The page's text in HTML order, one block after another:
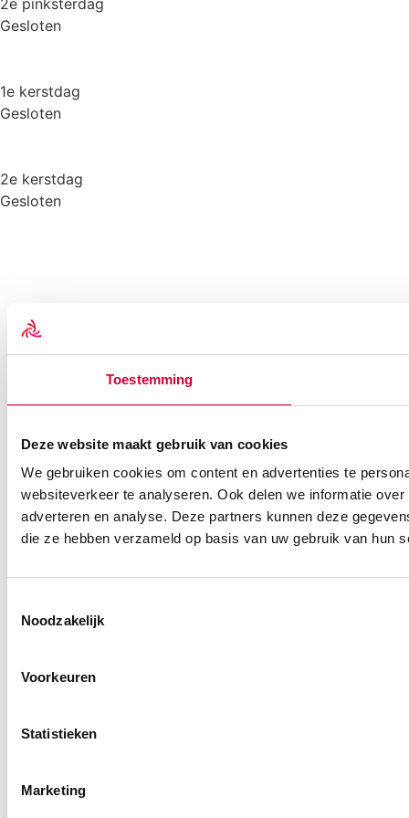
Toestemming
Deze website maakt gebruik van cookies
We gebruiken cookies om content en advertenties te
websiteverkeer te analyseren. Ook delen we informatie
adverteren en analyse. Deze partners kunnen deze
die ze hebben verzameld op basis van uw gebruik van hun
Noodzakelijk
Voorkeuren
Statistieken
Marketing
Gesloten
1e kerstdag
Gesloten
2e kerstdag
Gesloten